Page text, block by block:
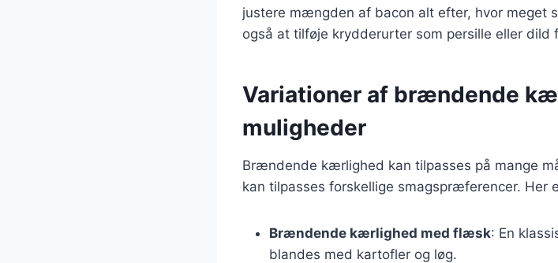
justere mængden af bacon alt efter, hvor meget
også at tilføje krydderurter som persille eller
Variationer af brændende
muligheder
Brændende kærlighed kan tilpasses på mange
kan tilpasses forskellige smagspræferencer. Her
Brændende kærlighed med flæsk: En
blandes med kartofler og løg.